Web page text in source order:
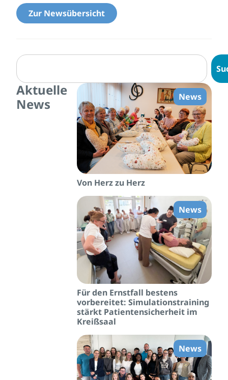
Zur Newsübersicht
Aktuelle
News
News
Von Herz zu Herz
News
Für den Ernstfall bestens
vorbereitet: Simulationstraining
stärkt Patientensicherheit im
Kreißsaal
News